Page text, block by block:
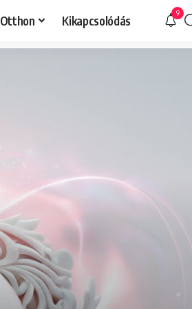
Otthon Kikapcsolódás 9